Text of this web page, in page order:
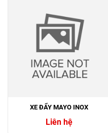
XE ĐẨY MAYO INOX
Liên hệ